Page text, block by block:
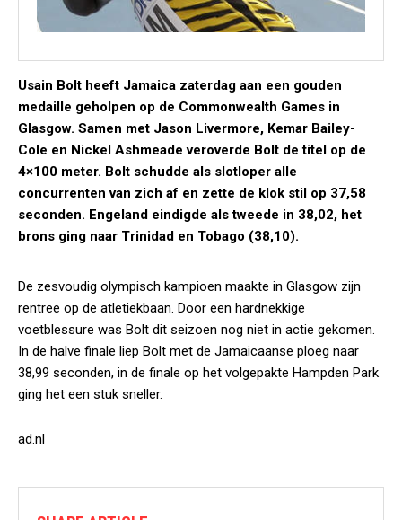
Usain Bolt heeft Jamaica zaterdag aan een gouden
medaille geholpen op de Commonwealth Games in
Glasgow. Samen met Jason Livermore, Kemar Bailey-
Cole en Nickel Ashmeade veroverde Bolt de titel op de
4×100 meter. Bolt schudde als slotloper alle
concurrenten van zich af en zette de klok stil op 37,58
seconden. Engeland eindigde als tweede in 38,02, het
brons ging naar Trinidad en Tobago (38,10).
De zesvoudig olympisch kampioen maakte in Glasgow zijn
rentree op de atletiekbaan. Door een hardnekkige
voetblessure was Bolt dit seizoen nog niet in actie gekomen.
In de halve finale liep Bolt met de Jamaicaanse ploeg naar
38,99 seconden, in de finale op het volgepakte Hampden Park
ging het een stuk sneller.
ad.nl